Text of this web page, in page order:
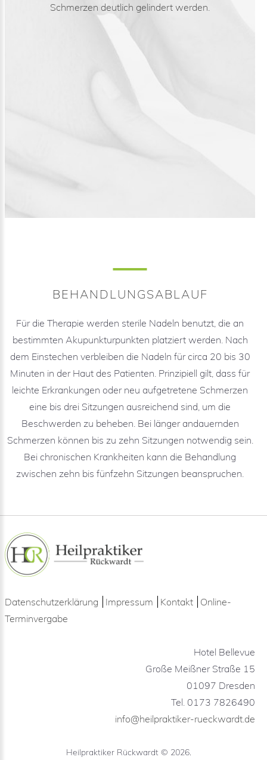
Schmerzen deutlich gelindert werden.
BEHANDLUNGSABLAUF
Für die Therapie werden sterile Nadeln benutzt, die an
bestimmten Akupunkturpunkten platziert werden. Nach
dem Einstechen verbleiben die Nadeln für circa 20 bis 30
Minuten in der Haut des Patienten. Prinzipiell gilt, dass für
leichte Erkrankungen oder neu aufgetretene Schmerzen
eine bis drei Sitzungen ausreichend sind, um die
Beschwerden zu beheben. Bei länger andauernden
Schmerzen können bis zu zehn Sitzungen notwendig sein.
Bei chronischen Krankheiten kann die Behandlung
zwischen zehn bis fünfzehn Sitzungen beanspruchen.
Datenschutzerklärung Impressum Kontakt
Online-
Terminvergabe
Hotel Bellevue
Große Meißner Straße 15
01097 Dresden
Tel. 0173 7826490
info@heilpraktiker-rueckwardt.de
Heilpraktiker Rückwardt © 2026